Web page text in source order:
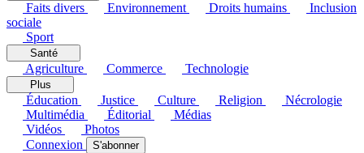
Faits divers Environnement Droits humains
Inclusion
sociale
Sport
Santé
Agriculture Commerce Technologie
Plus
Éducation Justice Culture Religion
Nécrologie
Multimédia
Éditorial
Médias
Vidéos
Photos
Connexion
S'abonner